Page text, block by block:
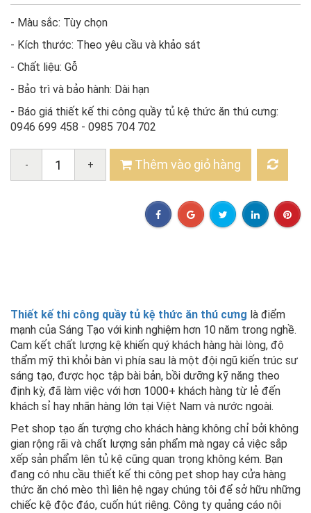
- Màu sắc: Tùy chọn
- Kích thước: Theo yêu cầu và khảo sát
- Chất liệu: Gỗ
- Bảo trì và bảo hành: Dài hạn
- Báo giá thiết kế thi công quầy tủ kệ thức ăn thú cưng:
0946 699 458 - 0985 704 702
- + Thêm vào giỏ hàng
Thiết kế thi công quầy tủ kệ thức ăn thú cưng là điểm
mạnh của Sáng Tạo với kinh nghiệm hơn 10 năm trong nghề.
Cam kết chất lượng kệ khiến quý khách hàng hài lòng, độ
thẩm mỹ thì khỏi bàn vì phía sau là một đội ngũ kiến trúc sư
sáng tạo, được học tập bài bản, bồi dưỡng kỹ năng theo
định kỳ, đã làm việc với hơn 1000+ khách hàng từ lẻ đến
khách sỉ hay nhãn hàng lớn tại Việt Nam và nước ngoài.
Pet shop tạo ấn tượng cho khách hàng không chỉ bởi không
gian rộng rãi và chất lượng sản phẩm mà ngay cả việc sắp
xếp sản phẩm lên tủ kệ cũng quan trọng không kém. Bạn
đang có nhu cầu thiết kế thi công pet shop hay cửa hàng
thức ăn chó mèo thì liên hệ ngay chúng tôi để sở hữu những
chiếc kệ độc đáo, cuốn hút riêng. Công ty quảng cáo nội